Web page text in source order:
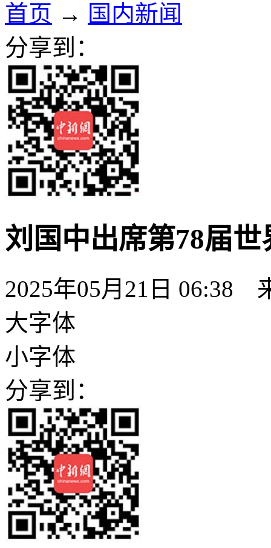
首页 → 国内新闻
分享到：
刘国中出席第78届
2025年05月21日 06:38
大字体
小字体
分享到：